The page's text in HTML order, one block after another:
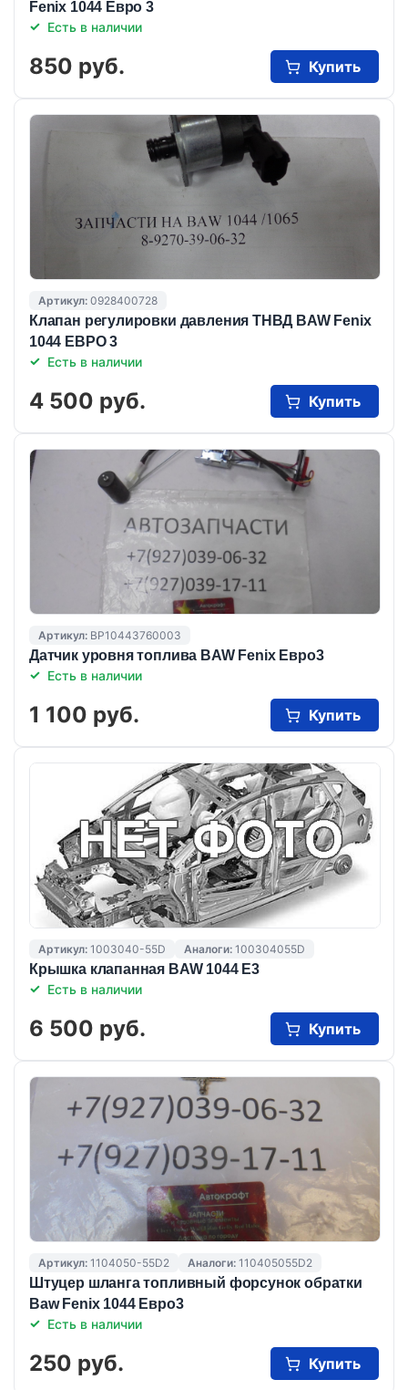
Fenix 1044 Евро 3
Есть в наличии
850 руб. Купить
Артикул: 0928400728
Клапан регулировки давления ТНВД BAW Fenix
1044 ЕВРО 3
Есть в наличии
4 500 руб. Купить
Артикул: BP10443760003
Датчик уровня топлива BAW Fenix Евро3
Есть в наличии
1 100 руб. Купить
Артикул: 1003040-55D Аналоги: 100304055D
Крышка клапанная BAW 1044 E3
Есть в наличии
6 500 руб. Купить
Артикул: 1104050-55D2 Аналоги: 110405055D2
Штуцер шланга топливный форсунок обратки
Baw Fenix 1044 Евро3
Есть в наличии
250 руб. Купить